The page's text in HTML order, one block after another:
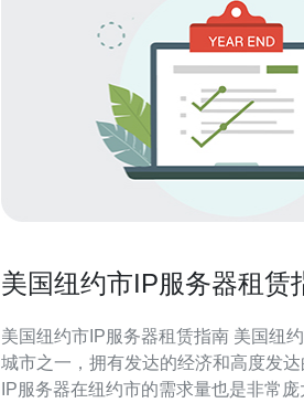
美国纽约市IP服务器租赁
美国纽约市IP服务器租赁指南 美国纽约市是全球最繁忙的
城市之一，拥有发达的经济和高度发达
IP服务器在纽约市的需求量也是非常